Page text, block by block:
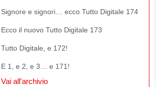
Signore e signori… ecco Tutto Digitale 174
Ecco il nuovo Tutto Digitale 173
Tutto Digitale, e 172!
E 1, e 2, e 3… e 171!
Vai all'archivio